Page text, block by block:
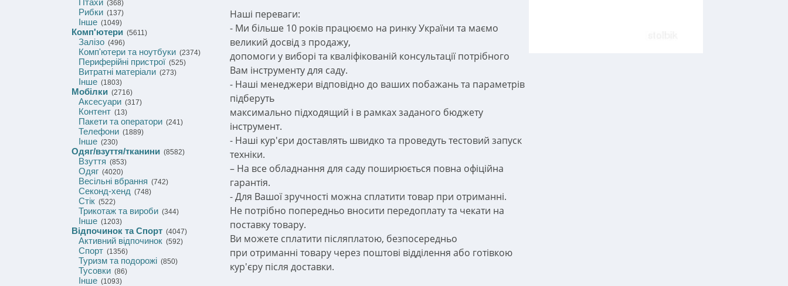
Птахи (368)
Рибки (137)
Інше (1049)
Комп'ютери (5611)
Залізо (496)
Комп'ютери та ноутбуки (2374)
Периферійні пристрої (525)
Витратні матеріали (273)
Інше (1803)
Мобілки (2716)
Аксесуари (317)
Контент (13)
Пакети та оператори (241)
Телефони (1889)
Інше (230)
Одяг/взуття/тканини (8582)
Взуття (853)
Одяг (4020)
Весільні вбрання (742)
Секонд-хенд (748)
Стік (522)
Трикотаж та вироби (344)
Інше (1203)
Відпочинок та Спорт (4047)
Активний відпочинок (592)
Спорт (1356)
Туризм та подорожі (850)
Тусовки (86)
Інше (1093)
Наші переваги:
- Ми більше 10 років працюємо на ринку України та маємо
великий досвід з продажу,
допомоги у виборі та кваліфікованій консультації потрібного
Вам інструменту для саду.
- Наші менеджери відповідно до ваших побажань та параметрів
підберуть
максимально підходящий і в рамках заданого бюджету
інструмент.
- Наші кур'єри доставлять швидко та проведуть тестовий запуск
техніки.
– На все обладнання для саду поширюється повна офіційна
гарантія.
- Для Вашої зручності можна сплатити товар при отриманні.
Не потрібно попередньо вносити передоплату та чекати на
поставку товару.
Ви можете сплатити післяплатою, безпосередньо
при отриманні товару через поштові відділення або готівкою
кур'єру після доставки.